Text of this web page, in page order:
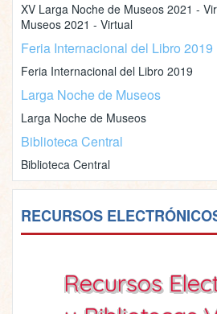
XV Larga Noche de Museos 2021 -
Museos 2021 - Virtual
Feria Internacional del Libro 2019
Feria Internacional del Libro 2019
Larga Noche de Museos
Larga Noche de Museos
Biblioteca Central
Biblioteca Central
Recursos